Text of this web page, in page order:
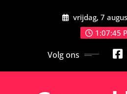
vrijdag, 7
1:07:46
Volg ons